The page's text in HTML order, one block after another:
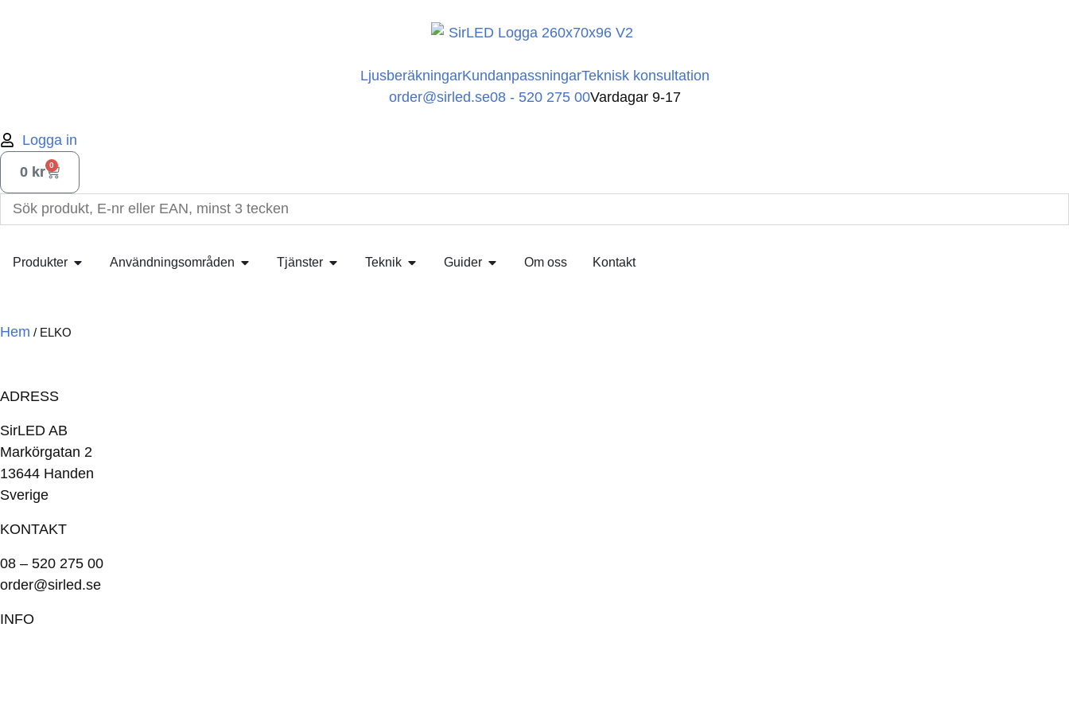
LjusberäkningarKundanpassningarTeknisk konsultation
order@sirled.se08 - 520 275 00Vardagar 9-17
Logga in
0 kr 0
Produkter Användningsområden Tjänster Teknik Guider Om oss Kontakt
Hem / ELKO
ADRESS
SirLED AB
Markörgatan 2
13644 Handen
Sverige
KONTAKT
08 – 520 275 00
order@sirled.se
INFO